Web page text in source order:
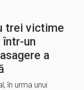
trei victime
un
a
în urma unui